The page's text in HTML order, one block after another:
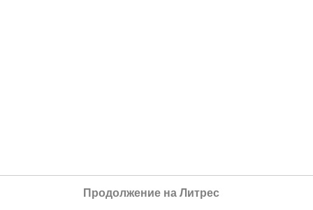
Продолжение на Литрес